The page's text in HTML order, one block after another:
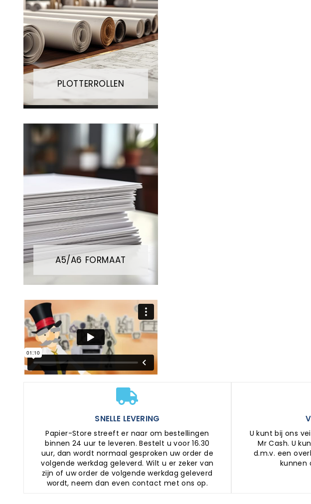
PLOTTERROLLEN
A5/A6 FORMAAT
SNELLE LEVERING
Papier-Store streeft er naar om bestellingen
binnen 24 uur te leveren. Bestelt u voor 16.30
uur, dan wordt normaal gesproken uw order de
volgende werkdag geleverd. Wilt u er zeker van
zijn of uw order de volgende werkdag geleverd
wordt, neem dan even contact met ons op.
U kunt bij ons
Mr Cash. U
d.m.v. een
kunnen